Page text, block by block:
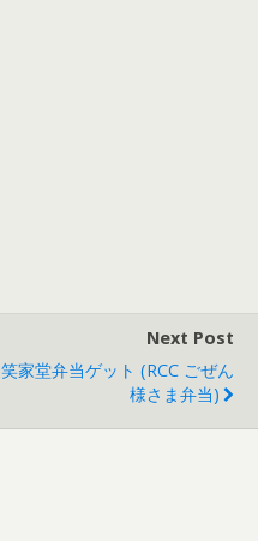
Next Post
笑家堂弁当ゲット (RCC ごぜん
様さま弁当)